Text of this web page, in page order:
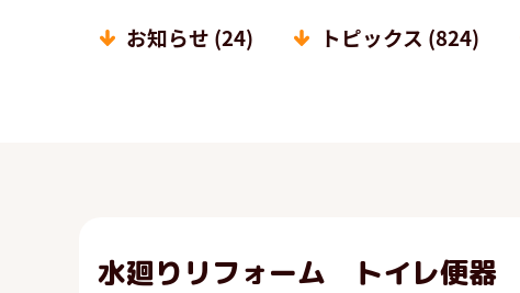
お知らせ (24) トピックス (824)
水廻りリフォーム トイレ便器